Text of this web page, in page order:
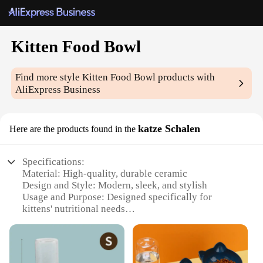
Kitten Food Bowl
Find more styleKitten Food Bowl products with
AliExpress Business
Here are the products found in the katze Schalen
Specifications:
Material: High-quality, durable ceramic
Design and Style: Modern, sleek, and stylish
Usage and Purpose: Designed specifically for
kittens' nutritional needs
multiple kittens or for fostering
Shape or Size or Weight or Quantity: Available in
sets of 1, 2, or 4, catering to various needs